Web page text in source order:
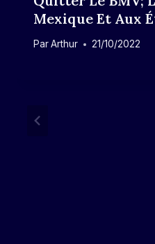
Mexique Et Aux
ParArthur 21/10/2022